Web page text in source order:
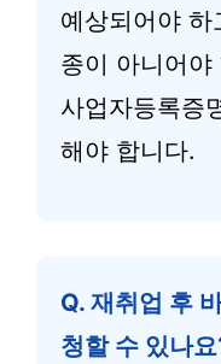
예상되어야 하
종이 아니어야
사업자등록증
해야 합니다.
Q. 재취업 후
청할 수 있나